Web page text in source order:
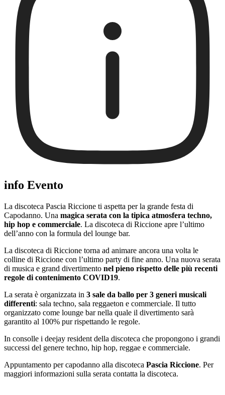
info Evento
La discoteca Pascia Riccione ti aspetta per la grande festa di
Capodanno. Una magica serata con la tipica atmosfera techno,
hip hop e commerciale. La discoteca di Riccione apre l’ultimo
dell’anno con la formula del lounge bar.
La discoteca di Riccione torna ad animare ancora una volta le
colline di Riccione con l’ultimo party di fine anno. Una nuova serata
di musica e grand divertimento nel pieno rispetto delle più recenti
regole di contenimento COVID19.
La serata è organizzata in 3 sale da ballo per 3 generi musicali
differenti: sala techno, sala reggaeton e commerciale. Il tutto
organizzato come lounge bar nella quale il divertimento sarà
garantito al 100% pur rispettando le regole.
In consolle i deejay resident della discoteca che propongono i grandi
successi del genere techno, hip hop, reggae e commerciale.
Appuntamento per capodanno alla discoteca Pascia Riccione. Per
maggiori informazioni sulla serata contatta la discoteca.